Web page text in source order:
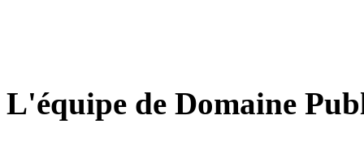
L'équipe de Domaine